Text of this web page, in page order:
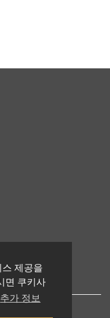
제공을
면 쿠키사
추가 정보